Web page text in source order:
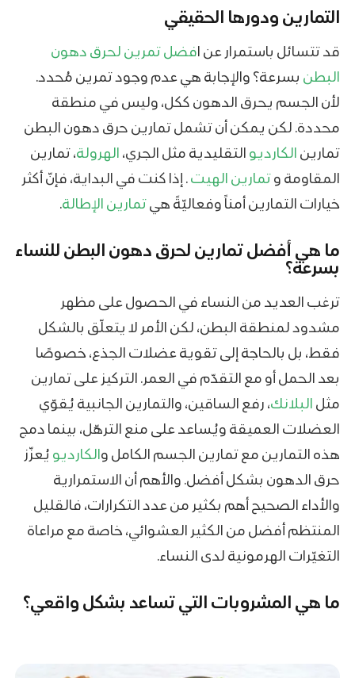
التمارين ودورها الحقيقي
قد تتسائل باستمرار عن افضل تمرين لحرق دهون
البطن بسرعة؟ والإجابة هي عدم وجود تمرين مُحدد.
لأن الجسم يحرق الدهون ككل، وليس في منطقة
محددة. لكن يمكن أن تشمل تمارين حرق دهون البطن
تمارين الكارديو التقليدية مثل الجري، الهرولة، تمارين
المقاومة وتمارين الهيت. إذا كنت في البداية، فإنّ أكثر
خيارات التمارين أمناً وفعاليّةً هيتمارين الإطالة.
ما هي أفضل تمارين لحرق دهون البطن للنساء
بسرعة؟
ترغب العديد من النساء في الحصول على مظهر
مشدود لمنطقة البطن، لكن الأمر لا يتعلّق بالشكل
فقط، بل بالحاجة إلى تقوية عضلات الجذع، خصوصًا
بعد الحمل أو مع التقدّم في العمر. التركيز على تمارين
مثل البلانك، رفع الساقين، والتمارين الجانبية يُقوّي
العضلات العميقة ويُساعد على منع الترهّل، بينما دمج
هذه التمارين مع تمارين الجسم الكامل والكارديو يُعزّز
حرق الدهون بشكل أفضل. والأهم أن الاستمرارية
والأداء الصحيح أهم بكثير من عدد التكرارات، فالقليل
المنتظم أفضل من الكثير العشوائي، خاصة مع مراعاة
التغيّرات الهرمونية لدى النساء.
ما هي المشروبات التي تساعد بشكل واقعي؟